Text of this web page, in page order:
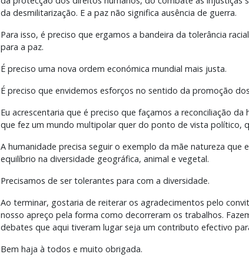
da desmilitarização. E a paz não significa ausência de guerra.
Para isso, é preciso que ergamos a bandeira da tolerância
para a paz.
É preciso uma nova ordem económica mundial mais justa.
É preciso que envidemos esforços no sentido da promoção
Eu acrescentaria que é preciso que façamos a reconciliação
que fez um mundo multipolar quer do ponto de vista político,
A humanidade precisa seguir o exemplo da mãe natureza que
equilíbrio na diversidade geográfica, animal e vegetal.
Precisamos de ser tolerantes para com a diversidade.
Ao terminar, gostaria de reiterar os agradecimentos pelo
nosso apreço pela forma como decorreram os trabalhos.
debates que aqui tiveram lugar seja um contributo efectivo
Bem haja à todos e muito obrigada.